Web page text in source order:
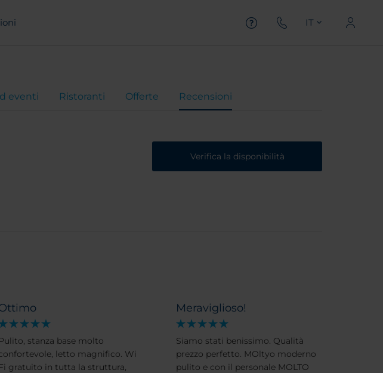
IT
eventi Ristoranti Offerte Recensioni
Verifica la disponibilità
Pulito, stanza base molto
letto magnifico. Wi
Fi gratuito in tutta la struttura,
Meraviglioso!
Siamo stati benissimo. Qualità
prezzo perfetto. MOltyo moderno
pulito e con il personale MOLTO